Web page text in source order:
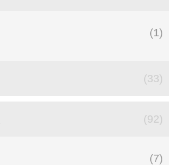
(1)
(33)
(92)
(7)